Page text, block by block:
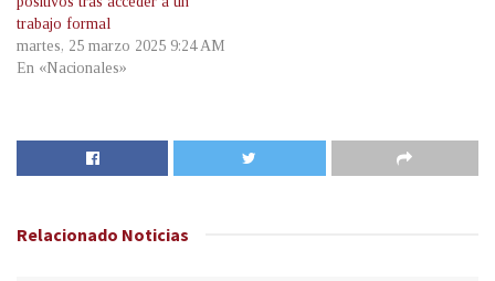
trabajo formal
martes, 25 marzo 2025 9:24 AM
En «Nacionales»
Relacionado Noticias